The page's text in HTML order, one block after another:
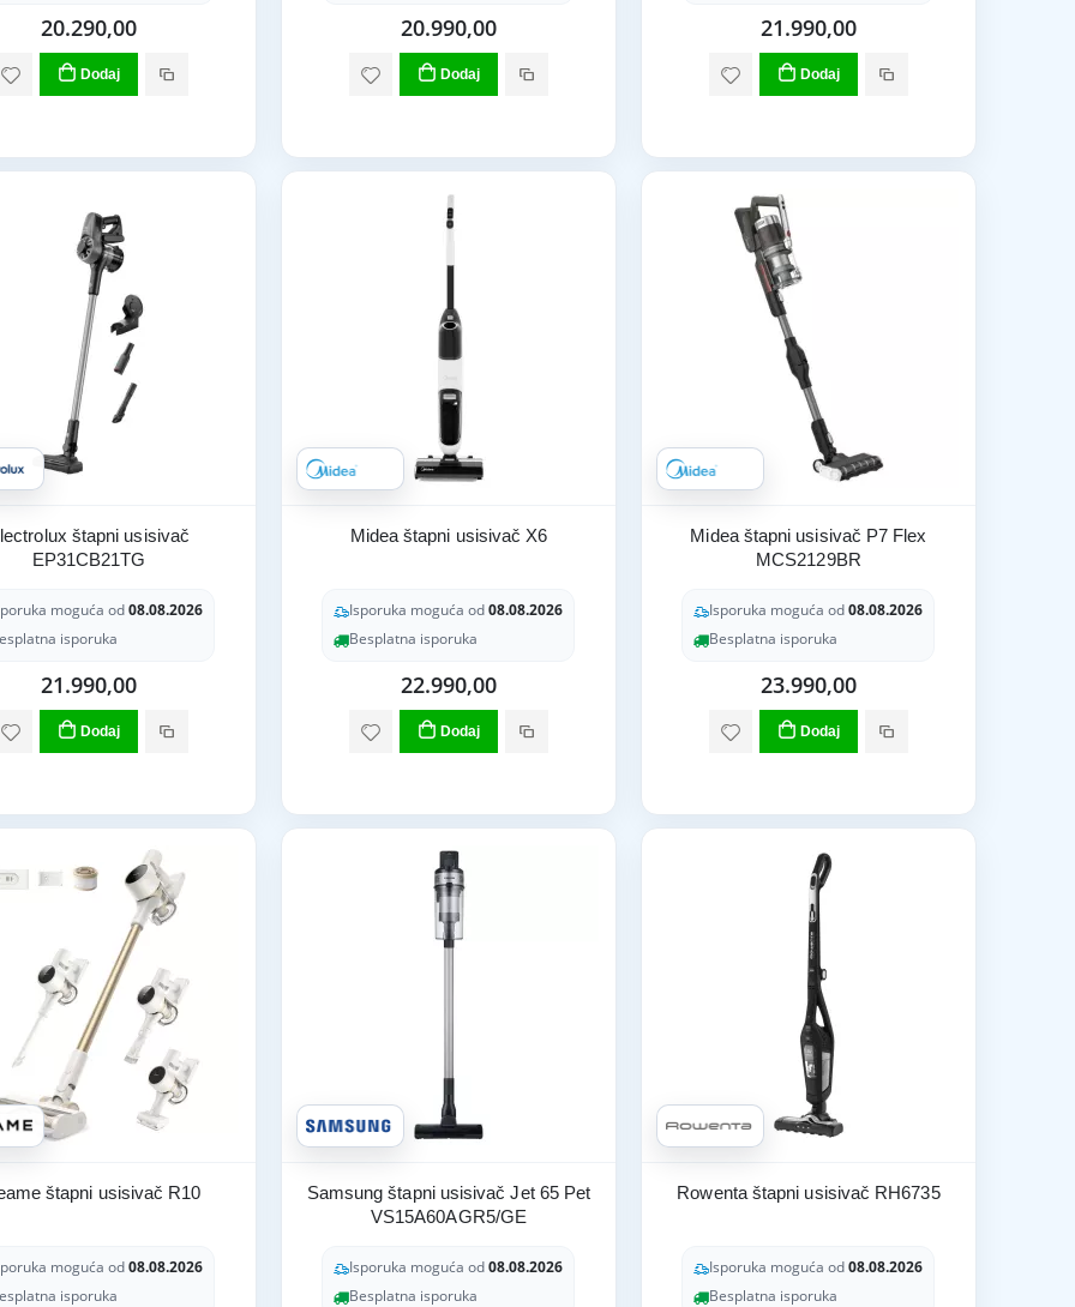
20.290,00
Dodaj
20.990,00
Dodaj
21.990,00
Dodaj
štapni usisivač
EP31CB21TG
moguća od08.08.2026
isporuka
21.990,00
Dodaj
Midea štapni usisivač X6
Isporuka moguća od08.08.2026
Besplatna isporuka
22.990,00
Dodaj
Midea štapni usisivač P7 Flex
MCS2129BR
Isporuka moguća od08.08.2026
Besplatna isporuka
23.990,00
Dodaj
štapni usisivač R10
moguća od08.08.2026
isporuka
Samsung štapni usisivač Jet 65 Pet
VS15A60AGR5/GE
Isporuka moguća od08.08.2026
Besplatna isporuka
Rowenta štapni usisivač RH6735
Isporuka moguća od08.08.2026
Besplatna isporuka